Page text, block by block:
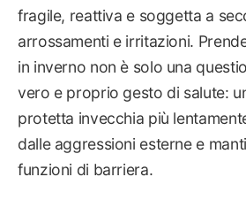
fragile, reattiva e soggetta a
arrossamenti e irritazioni.
in inverno non è solo una
vero e proprio gesto di salute:
protetta invecchia più
dalle aggressioni esterne e
funzioni di barriera.